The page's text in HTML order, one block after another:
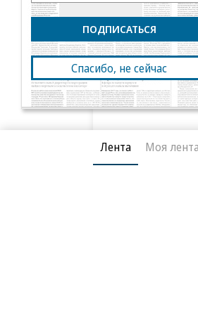
Новости компаний
07.08.2026
STONE
Бизнес-центр
в полную высоту
Лента Моя лента
ПОДПИСАТЬСЯ
Спасибо, не сейчас